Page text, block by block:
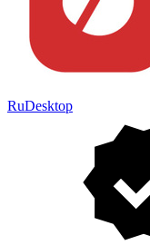
RuDesktop